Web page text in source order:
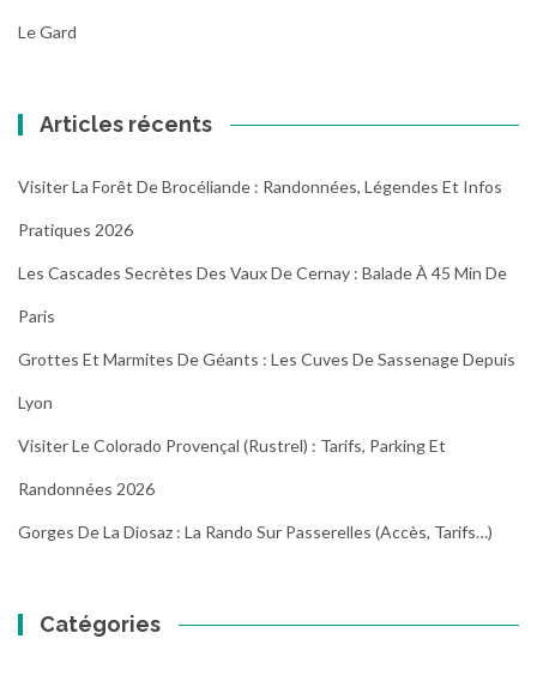
Le Gard
Articles récents
Visiter La Forêt De Brocéliande : Randonnées, Légendes Et Infos
Pratiques 2026
Les Cascades Secrètes Des Vaux De Cernay : Balade À 45 Min De
Paris
Grottes Et Marmites De Géants : Les Cuves De Sassenage Depuis
Lyon
Visiter Le Colorado Provençal (Rustrel) : Tarifs, Parking Et
Randonnées 2026
Gorges De La Diosaz : La Rando Sur Passerelles (Accès, Tarifs…)
Catégories